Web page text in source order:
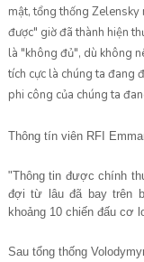
mật, tổng thống Zelensky
được" giờ đã thành hiện
là "không đủ", dù không
tích cực là chúng ta đang
phi công của chúng ta
Thông tín viên RFI
"Thông tin được chính
đợi từ lâu đã bay trên
khoảng 10 chiến đấu cơ
Sau tổng thống